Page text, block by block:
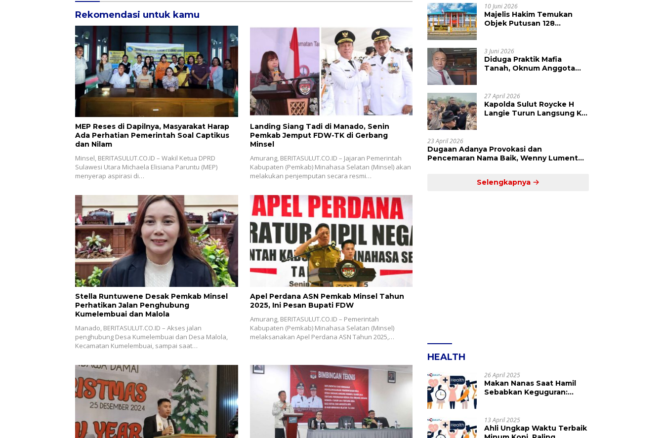
Rekomendasi untuk kamu
MEP Reses di Dapilnya, Masyarakat Harap
Ada Perhatian Pemerintah Soal Captikus
dan Nilam
Minsel, BERITASULUT.CO.ID – Wakil Ketua DPRD
Sulawesi Utara Michaela Elisiana Paruntu (MEP)
menyerap aspirasi di…
Landing Siang Tadi di Manado, Senin
Pemkab Jemput FDW-TK di Gerbang
Minsel
Amurang, BERITASULUT.CO.ID – Jajaran Pemerintah
Kabupaten (Pemkab) Minahasa Selatan (Minsel) akan
melakukan penjemputan secara resmi…
Stella Runtuwene Desak Pemkab Minsel
Perhatikan Jalan Penghubung
Kumelembuai dan Malola
Manado, BERITASULUT.CO.ID – Akses jalan
penghubung Desa Kumelembuai dan Desa Malola,
Kecamatan Kumelembuai, sampai saat…
Apel Perdana ASN Pemkab Minsel Tahun
2025, Ini Pesan Bupati FDW
Amurang, BERITASULUT.CO.ID – Pemerintah
Kabupaten (Pemkab) Minahasa Selatan (Minsel)
melaksanakan Apel Perdana ASN Tahun 2025,…
Tangkap Vinni Sondakh
10 Juni 2026
Majelis Hakim Temukan
Objek Putusan 128
Atas Putusan PN Tondano
3 Juni 2026
Diduga Praktik Mafia
Tanah, Oknum Anggota
27 April 2026
Kapolda Sulut Roycke H
Langie Turun Langsung Ke
23 April 2026
Dugaan Adanya Provokasi dan
Pencemaran Nama Baik, Wenny Lumentut
Selengkapnya
HEALTH
26 April 2025
Makan Nanas Saat Hamil
Sebabkan Keguguran:
13 April 2025
Ahli Ungkap Waktu Terbaik